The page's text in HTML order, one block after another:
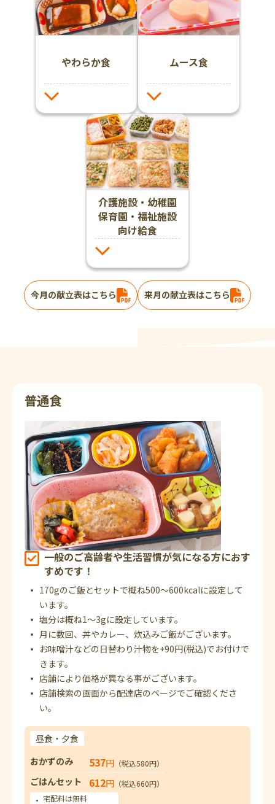
やわらか食 ムース食
介護施設・幼稚園
保育園・福祉施設
向け給食
今月の献立表はこちら 来月の献立表はこちら
普通食
一般のご高齢者や生活習慣が気になる方におす
すめです！
170gのご飯とセットで概ね500～600kcalに設定して
います。
塩分は概ね1～3gに設定しています。
月に数回、丼やカレー、炊込みご飯がございます。
お味噌汁などの日替わり汁物を+90円(税込)でお付けで
きます。
店舗により価格が異なる事がございます。
店舗検索の画面から配達店のページでご確認くださ
い。
昼食・夕食
おかずのみ
537円 （税込580円）
ごはんセット 612円 （税込660円）
宅配料は無料